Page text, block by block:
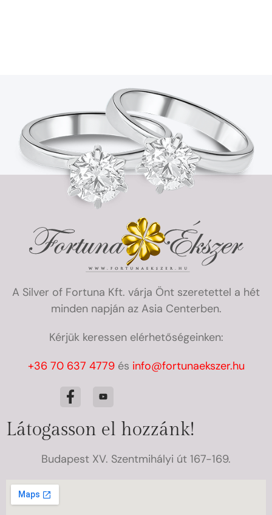
A Silver of Fortuna Kft. várja Önt szeretettel a hét
minden napján az Asia Centerben.
Kérjük keressen elérhetőségeinken:
+36 70 637 4779és info@fortunaekszer.hu
Látogasson el hozzánk!
Budapest XV. Szentmihályi út 167-169.